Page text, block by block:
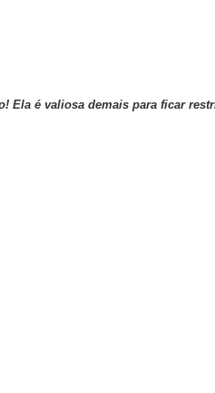
Ela é valiosa demais para ficar